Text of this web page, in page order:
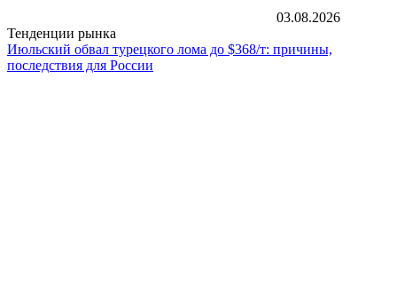
03.08.2026
Тенденции рынка
Июльский обвал турецкого лома до $368/т: причины,
последствия для России